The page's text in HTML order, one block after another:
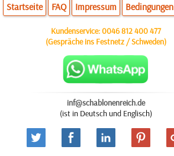
Startseite FAQ Impressum Bedingungen
Kundenservice:0046 812 400 477
(Gespräche ins Festnetz / Schweden)
inf@schablonenreich.de
(ist in Deutsch und Englisch)